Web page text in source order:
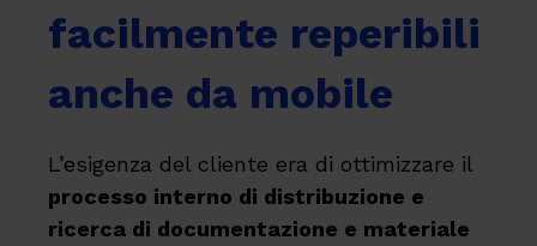
facilmente reperibili
anche da mobile
L’esigenza del cliente era di ottimizzare il
processo interno di distribuzione e
ricerca di documentazione e materiale